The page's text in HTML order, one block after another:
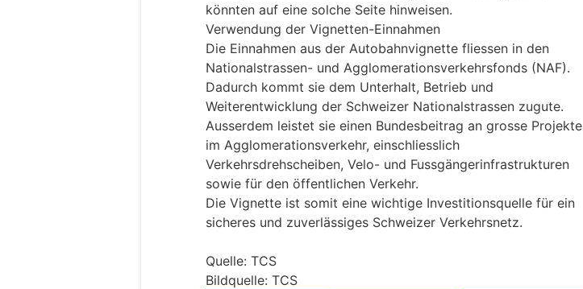
könnten auf eine solche Seite hinweisen.
Verwendung der Vignetten-Einnahmen
Die Einnahmen aus der Autobahnvignette fliessen in den
Nationalstrassen- und Agglomerationsverkehrsfonds (NAF).
Dadurch kommt sie dem Unterhalt, Betrieb und
Weiterentwicklung der Schweizer Nationalstrassen zugute.
Ausserdem leistet sie einen Bundesbeitrag an grosse Projekte
im Agglomerationsverkehr, einschliesslich
Verkehrsdrehscheiben, Velo- und Fussgängerinfrastrukturen
sowie für den öffentlichen Verkehr.
Die Vignette ist somit eine wichtige Investitionsquelle für ein
sicheres und zuverlässiges Schweizer Verkehrsnetz.
Quelle: TCS
Bildquelle: TCS